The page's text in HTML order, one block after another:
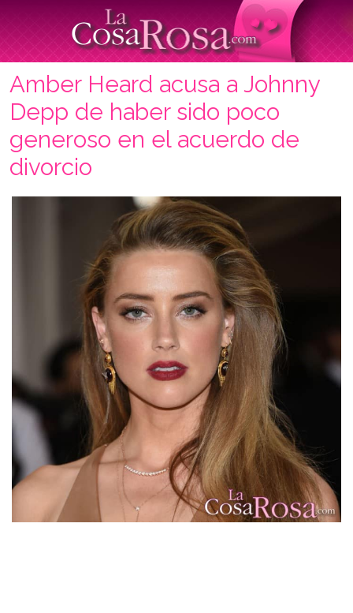
Amber Heard acusa a Johnny
Depp de haber sido poco
generoso en el acuerdo de
divorcio